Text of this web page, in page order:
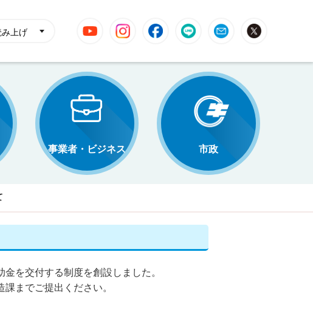
上げ
YouTube InstagramFacebookLINE Mail
事業者・ビジネス 市政
を交付する制度を創設しました。
までご提出ください。